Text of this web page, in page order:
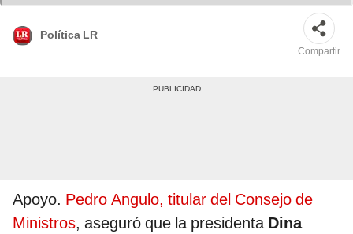
Política LR
Compartir
Apoyo. Pedro Angulo, titular del Consejo de
Ministros, aseguró que la presidenta Dina